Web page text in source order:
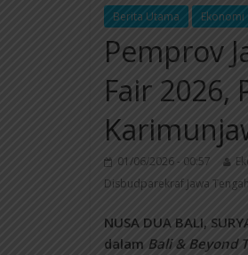
Berita Utama Ekonomi
Pemprov
Fair 2026,
01/06/2026 - 00:57
Disbudparekraf Jawa Tengah
NUSA DUA BALI,
dalam Bali & Beyond